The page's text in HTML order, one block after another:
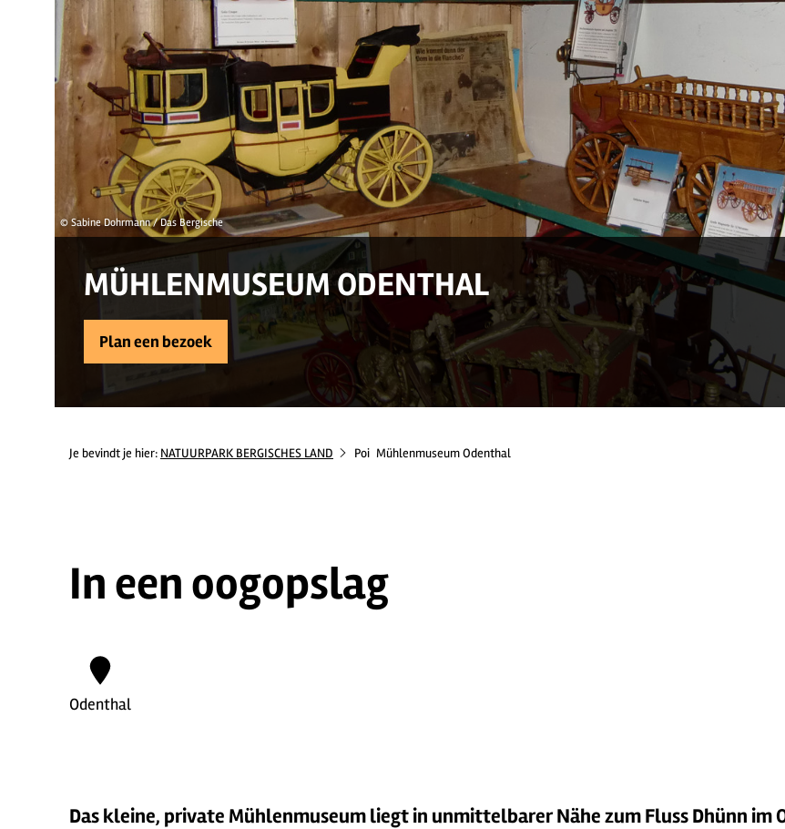
© Sabine Dohrmann / Das Bergische
MÜHLENMUSEUM ODENTHAL
Plan een bezoek
Je bevindt je hier: NATUURPARK BERGISCHES LAND Poi Mühlenmuseum Odenthal
In een oogopslag
Odenthal
Das kleine, private Mühlenmuseum liegt in unmittelbarer Nähe zum Fluss Dhünn im